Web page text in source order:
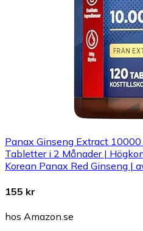
Panax Ginseng Extract
Tabletter i 2 Månader |
Korean Panax Red Ginseng |
155 kr
hos Amazon.se